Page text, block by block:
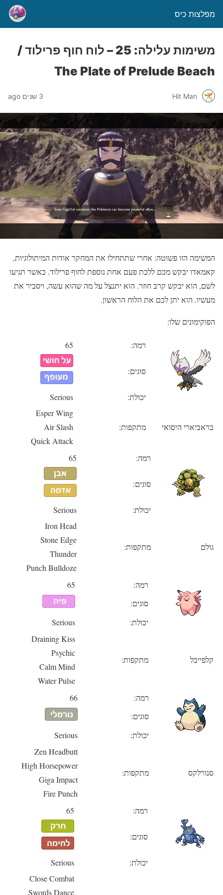
מפלצות כיס
משימות עלילה: 25 – לוח חוף פרילוד /
The Plate of Prelude Beach
Hit Man 3 שנים ago
המשימה הזו פשוטה: אחרי שתתחילו את המחקר אודות המיתולוגיות,
קאמאדו יבקש מכם ללכת פעם אחת נוספת לחוף פרילוד. כאשר תגיעו
לשם, הוא יבקש קרב חוזר. הוא יתנצל על מה שהוא עשה, ויסביר את
מעשיו. הוא יתן לכם את הלוח הראשון.
הפוקימונים שלו:
רמה: 65
סוגים:
יכולת: Serious
בראביארי היסואי מתקפות:
Esper Wing
Air Slash
Quick Attack
רמה:
65
סוגים:
יכולת: Serious
גולם מתקפות:
Iron Head
Stone Edge
Thunder
Punch Bulldoze
רמה:
65
סוגים:
יכולת:
Serious
קלפייבל מתקפות:
Draining Kiss
Psychic
Calm Mind
Water Pulse
רמה:
66
סוגים:
יכולת:
Serious
סנורלקס מתקפות:
Zen Headbutt
High Horsepower
Giga Impact
Fire Punch
רמה:
65
סוגים:
יכולת: Serious
Close Combat
Swords Dance